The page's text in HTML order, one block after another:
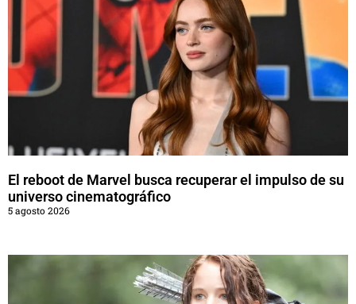
El reboot de Marvel busca recuperar el impulso de su
universo cinematográfico
5 agosto 2026